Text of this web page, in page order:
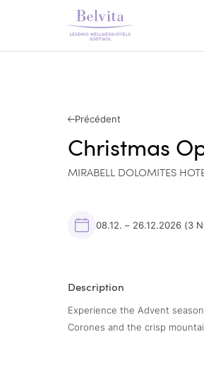
Précédent
Christmas
MIRABELL DOLOMITES
08.12. – 26.12.2026 (3
Description
Experience the Advent
Corones and the crisp